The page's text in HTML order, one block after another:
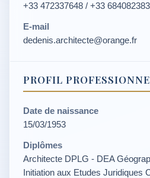
+33 472337648 / +33 684082383
E-mail
dedenis.architecte@orange.fr
PROFIL
Date de naissance
15/03/1953
Diplômes
Architecte DPLG - DEA
Initiation aux Etudes Juridiques